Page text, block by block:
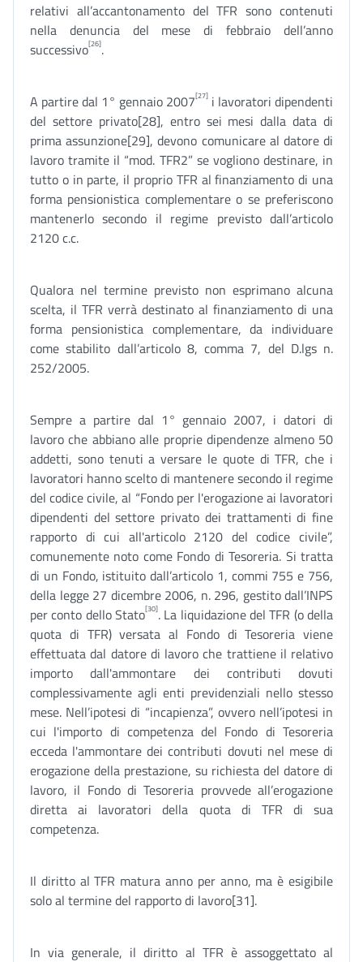
relativi all’accantonamento del TFR sono contenuti
nella denuncia del mese di febbraio dell’anno
successivo[26].
A partire dal 1° gennaio 2007[27] i lavoratori dipendenti
del settore privato[28], entro sei mesi dalla data di
prima assunzione[29], devono comunicare al datore di
lavoro tramite il “mod. TFR2” se vogliono destinare, in
tutto o in parte, il proprio TFR al finanziamento di una
forma pensionistica complementare o se preferiscono
mantenerlo secondo il regime previsto dall’articolo
2120 c.c.
Qualora nel termine previsto non esprimano alcuna
scelta, il TFR verrà destinato al finanziamento di una
forma pensionistica complementare, da individuare
come stabilito dall’articolo 8, comma 7, del D.lgs n.
252/2005.
Sempre a partire dal 1° gennaio 2007, i datori di
lavoro che abbiano alle proprie dipendenze almeno 50
addetti, sono tenuti a versare le quote di TFR, che i
lavoratori hanno scelto di mantenere secondo il regime
del codice civile, al “Fondo per l'erogazione ai lavoratori
dipendenti del settore privato dei trattamenti di fine
rapporto di cui all'articolo 2120 del codice civile”,
comunemente noto come Fondo di Tesoreria. Si tratta
di un Fondo, istituito dall’articolo 1, commi 755 e 756,
della legge 27 dicembre 2006, n. 296, gestito dall’INPS
per conto dello Stato[30]. La liquidazione del TFR (o della
quota di TFR) versata al Fondo di Tesoreria viene
effettuata dal datore di lavoro che trattiene il relativo
importo dall'ammontare dei contributi dovuti
complessivamente agli enti previdenziali nello stesso
mese. Nell’ipotesi di “incapienza”, ovvero nell’ipotesi in
cui l'importo di competenza del Fondo di Tesoreria
ecceda l'ammontare dei contributi dovuti nel mese di
erogazione della prestazione, su richiesta del datore di
lavoro, il Fondo di Tesoreria provvede all’erogazione
diretta ai lavoratori della quota di TFR di sua
competenza.
Il diritto al TFR matura anno per anno, ma è esigibile
solo al termine del rapporto di lavoro[31].
In via generale, il diritto al TFR è assoggettato al